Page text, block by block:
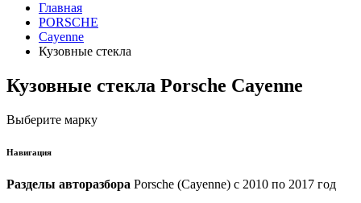
Главная
PORSCHE
Cayenne
Кузовные стекла
Кузовные стекла Porsche Cayenne
Выберите марку
Навигация
Разделы авторазбора Porsche (Cayenne) с 2010 по 2017 год